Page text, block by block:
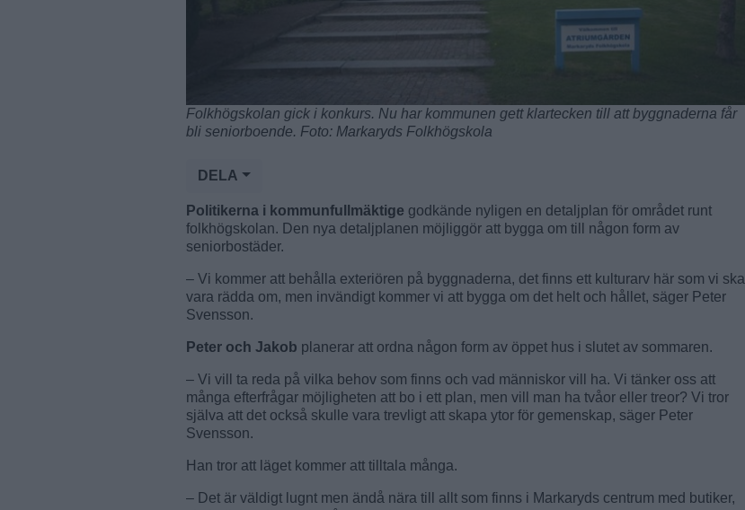
Folkhögskolan gick i konkurs. Nu har kommunen gett klartecken till att byggnaderna får
bli seniorboende. Foto: Markaryds Folkhögskola
DELA
Politikerna i kommunfullmäktige godkände nyligen en detaljplan för området runt
folkhögskolan. Den nya detaljplanen möjliggör att bygga om till någon form av
seniorbostäder.
– Vi kommer att behålla exteriören på byggnaderna, det finns ett kulturarv här som vi ska
vara rädda om, men invändigt kommer vi att bygga om det helt och hållet, säger Peter
Svensson.
Peter och Jakob planerar att ordna någon form av öppet hus i slutet av sommaren.
– Vi vill ta reda på vilka behov som finns och vad människor vill ha. Vi tänker oss att
många efterfrågar möjligheten att bo i ett plan, men vill man ha tvåor eller treor? Vi tror
själva att det också skulle vara trevligt att skapa ytor för gemenskap, säger Peter
Svensson.
Han tror att läget kommer att tilltala många.
– Det är väldigt lugnt men ändå nära till allt som finns i Markaryds centrum med butiker,